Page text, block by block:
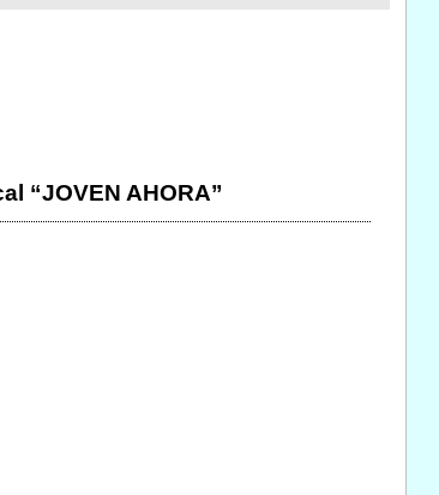
“JOVEN AHORA”